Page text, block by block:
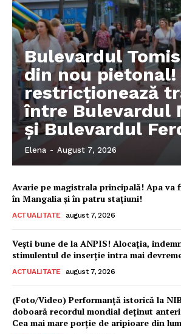
Bulevardul
din nou pietonal!
restricționează
între Bulevardul
și Bulevardul
Elena - August 7, 2026
Avarie pe magistrala principală! Apa va
în Mangalia și în patru stațiuni!
ACTUALITATE august 7, 2026
Vești bune de la ANPIS! Alocația,
stimulentul de inserție intra mai
ACTUALITATE august 7, 2026
(Foto/Video) Performanță istorică la
doboară recordul mondial deținut
Cea mai mare porție de aripioare din